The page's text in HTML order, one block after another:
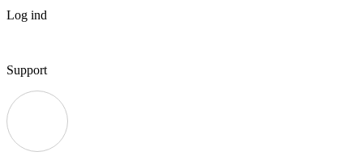
Log ind
Support